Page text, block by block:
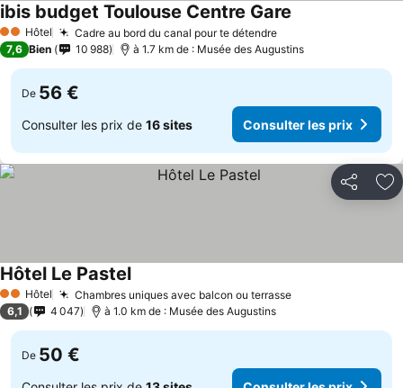
2 Étoiles
Hôtel Cadre au bord du canal pour te détendre
ibis budget Toulouse Centre Gare
7,6 Bien 10 988 à 1.7 km de : Musée des Augustins
De 56 €
Consulter les prix de 16 sites Consulter les prix
Partager
2 Étoiles
Hôtel Chambres uniques avec balcon ou terrasse
Hôtel Le Pastel
6,1 4 047 à 1.0 km de : Musée des Augustins
De 50 €